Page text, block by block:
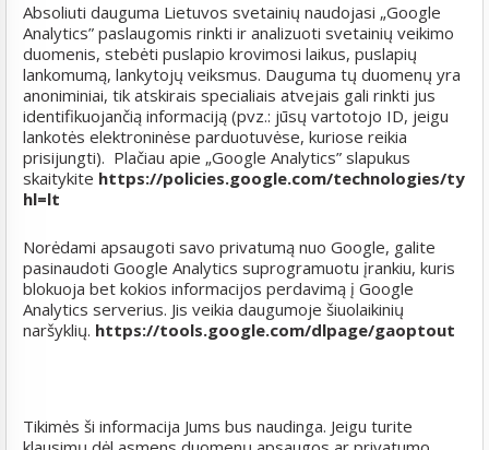
Absoliuti dauguma Lietuvos svetainių naudojasi „Google
Analytics” paslaugomis rinkti ir analizuoti svetainių veikimo
duomenis, stebėti puslapio krovimosi laikus, puslapių
lankomumą, lankytojų veiksmus. Dauguma tų duomenų yra
anoniminiai, tik atskirais specialiais atvejais gali rinkti jus
identifikuojančią informaciją (pvz.: jūsų vartotojo ID, jeigu
lankotės elektroninėse parduotuvėse, kuriose reikia
prisijungti). Plačiau apie „Google Analytics” slapukus
skaitykite https://policies.google.com/technologies/
hl=lt
Norėdami apsaugoti savo privatumą nuo Google, galite
pasinaudoti Google Analytics suprogramuotu įrankiu, kuris
blokuoja bet kokios informacijos perdavimą į Google
Analytics serverius. Jis veikia daugumoje šiuolaikinių
naršyklių. https://tools.google.com/dlpage/gaoptout
Tikimės ši informacija Jums bus naudinga. Jeigu turite